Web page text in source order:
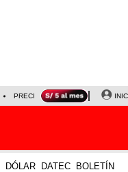
PRECIO DEL DÓLAR CORTE
DÓLAR DATEC BOLETÍN